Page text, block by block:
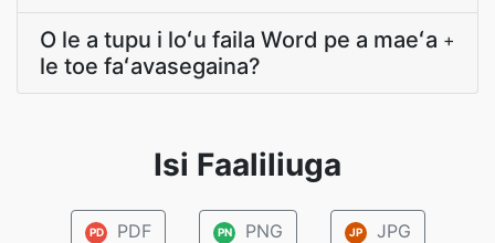
O le a tupu i loʻu faila Word pe a maeʻa
le toe faʻavasegaina?
+
Isi Faaliliuga
PD PDF PN PNG JP JPG